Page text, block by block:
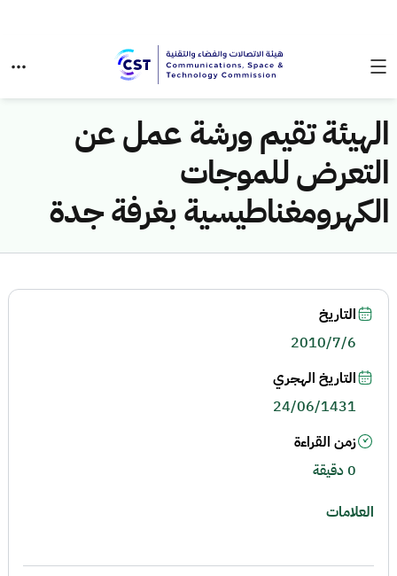
الهيئة تقيم ورشة عمل عن
التعرض للموجات
الكهرومغناطيسية بغرفة جدة
التاريخ
2010/7/6
التاريخ الهجري
24/06/1431
زمن القراءة
0 دقيقة
العلامات